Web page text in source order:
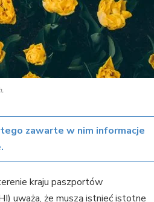
zawarte w nim informacje
kraju paszportów
uważa, że muszą istnieć istotne